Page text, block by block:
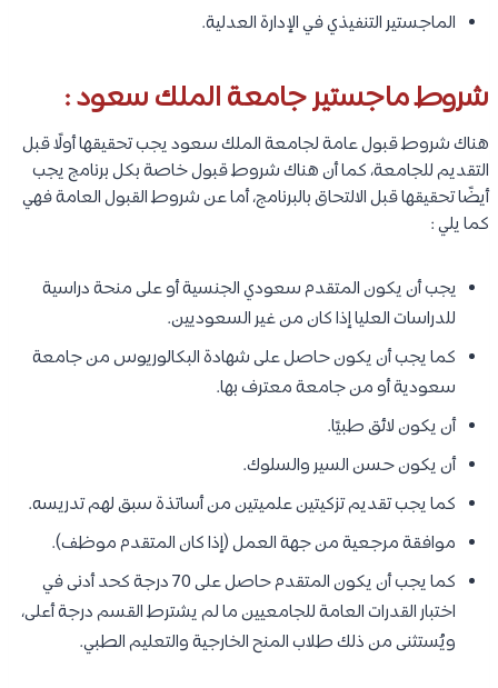
الماجستير التنفيذي في الإدارة العدلية.
شروط ماجستير جامعة الملك سعود :
هناك شروط قبول عامة لجامعة الملك سعود يجب تحقيقها أولًا قبل
التقديم للجامعة، كما أن هناك شروط قبول خاصة بكل برنامج يجب
أيضًا تحقيقها قبل الالتحاق بالبرنامج، أما عن شروط القبول العامة فهي
كما يلي :
يجب أن يكون المتقدم سعودي الجنسية أو على منحة دراسية
للدراسات العليا إذا كان من غير السعوديين.
كما يجب أن يكون حاصل على شهادة البكالوريوس من جامعة
سعودية أو من جامعة معترف بها.
أن يكون لائق طبيًا.
أن يكون حسن السير والسلوك.
كما يجب تقديم تزكيتين علميتين من أساتذة سبق لهم تدريسه.
موافقة مرجعية من جهة العمل (إذا كان المتقدم موظف).
كما يجب أن يكون المتقدم حاصل على 70 درجة كحد أدنى في
اختبار القدرات العامة للجامعيين ما لم يشترط القسم درجة أعلى،
ويُستثنى من ذلك طلاب المنح الخارجية والتعليم الطبي.